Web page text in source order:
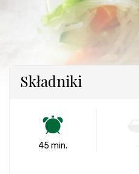
Składniki
45 min.